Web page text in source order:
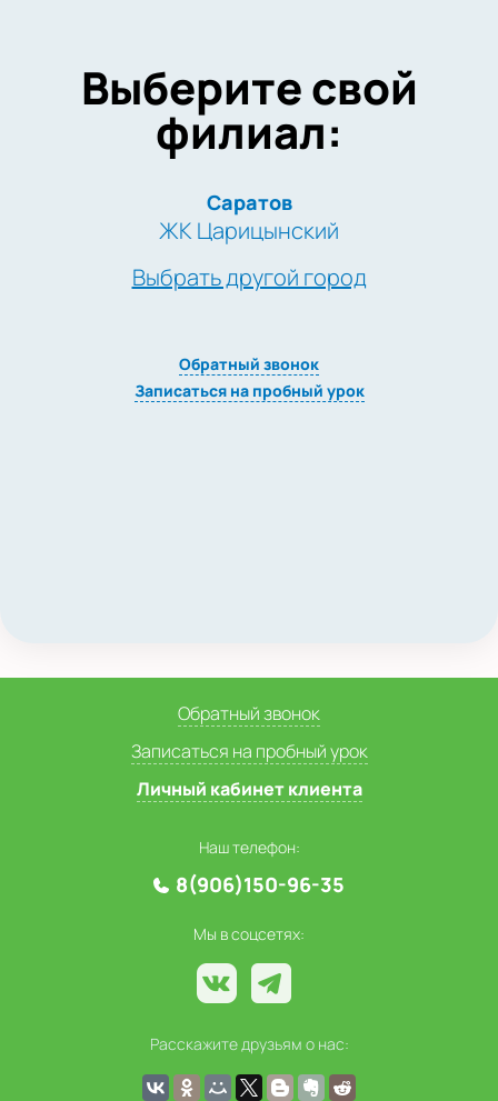
Выберите свой
филиал:
Саратов
ЖК Царицынский
Выбрать другой город
Обратный звонок
Записаться на пробный урок
Обратный звонок
Записаться на пробный урок
Личный кабинет клиента
Наш телефон:
8(906)150-96-35
Мы в соцсетях:
Расскажите друзьям о нас: